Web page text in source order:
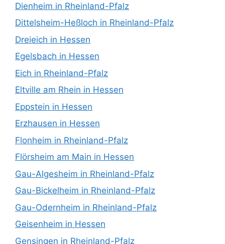
Dienheim in Rheinland-Pfalz
Dittelsheim-Heßloch in Rheinland-Pfalz
Dreieich in Hessen
Egelsbach in Hessen
Eich in Rheinland-Pfalz
Eltville am Rhein in Hessen
Eppstein in Hessen
Erzhausen in Hessen
Flonheim in Rheinland-Pfalz
Flörsheim am Main in Hessen
Gau-Algesheim in Rheinland-Pfalz
Gau-Bickelheim in Rheinland-Pfalz
Gau-Odernheim in Rheinland-Pfalz
Geisenheim in Hessen
Gensingen in Rheinland-Pfalz